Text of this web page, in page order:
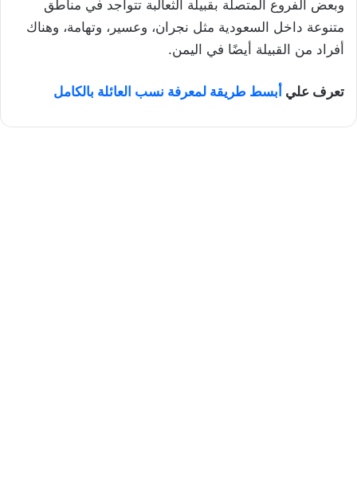
وبعض الفروع المتصلة بقبيلة الثعالبة تتواجد في مناطق
متنوعة داخل السعودية مثل نجران، وعسير، وتهامة، وهناك
أفراد من القبيلة أيضًا في اليمن.
تعرف علي أبسط طريقة لمعرفة نسب العائلة بالكامل